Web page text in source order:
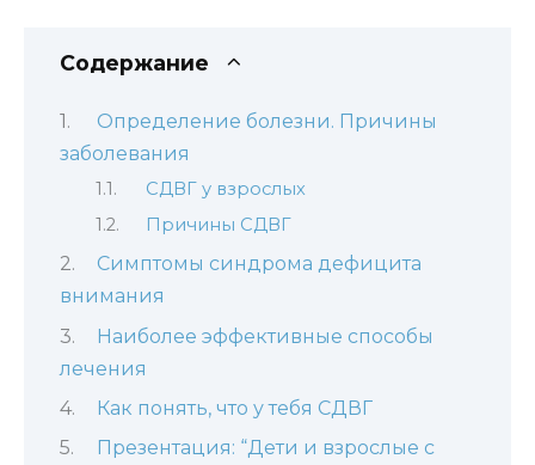
Содержание
Определение болезни. Причины
заболевания
СДВГ у взрослых
Причины СДВГ
Симптомы синдрома дефицита
внимания
Наиболее эффективные способы
лечения
Как понять, что у тебя СДВГ
Презентация: “Дети и взрослые с